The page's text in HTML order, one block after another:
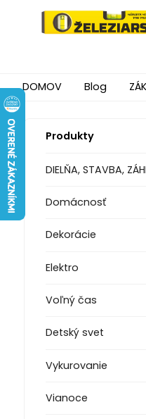
DOMOV Blog
Produkty
DIELŇA, STAVBA,
Domácnosť
Dekorácie
Elektro
Voľný čas
Detský svet
Vykurovanie
Vianoce